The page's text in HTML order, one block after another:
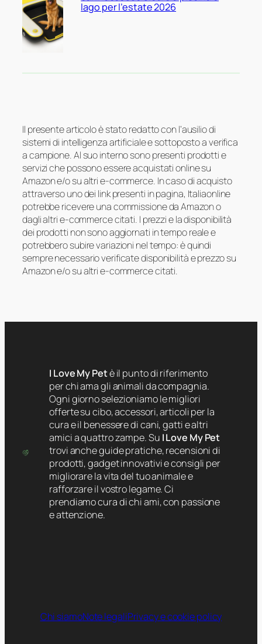
lago per l’estate 2026
Il presente articolo è stato redatto con l’ausilio di
sistemi di intelligenza artificiale e sottoposto a verifica
a campione. Al suo interno sono presenti prodotti e
servizi che possono essere acquistati online su
Amazon e/o su altri e-commerce. In caso di acquisto
attraverso uno dei link presenti in pagina, Italiaonline
potrebbe ricevere una commissione da Amazon o
dagli altri e-commerce citati. I prezzi e la disponibilità
dei prodotti non sono aggiornati in tempo reale e
potrebbero subire variazioni nel tempo: è quindi
sempre necessario verificate disponibilità e prezzo su
Amazon e/o su altri e-commerce citati.
I Love My Petè il punto di riferimento
per chi ama gli animali da compagnia.
Ogni giorno selezioniamo le migliori
offerte su cibo, accessori, articoli per la
cura e il benessere di cani, gatti e altri
amici a quattro zampe. Su I Love My Pet
trovi anche guide pratiche, recensioni di
prodotti, gadget innovativi e consigli per
migliorare la vita del tuo animale e
rafforzare il vostro legame. Ci
prendiamo cura di chi ami, con passione
e attenzione.
Chi siamoNote legaliPrivacy e cookie policy